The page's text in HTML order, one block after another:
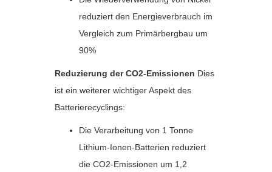
reduziert den Energieverbrauch im
Vergleich zum Primärbergbau um
90%
Reduzierung der CO2-Emissionen Dies
ist ein weiterer wichtiger Aspekt des
Batterierecyclings:
Die Verarbeitung von 1 Tonne
Lithium-Ionen-Batterien reduziert
die CO2-Emissionen um 1,2